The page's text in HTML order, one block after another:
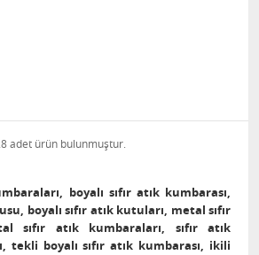
adet ürün bulunmuştur.
boyalı sıfır atık kumbarası,
boyalı sıfır atık kutuları, metal sıfır
sıfır atık kumbaraları, sıfır atık
tekli boyalı sıfır atık kumbarası, ikili